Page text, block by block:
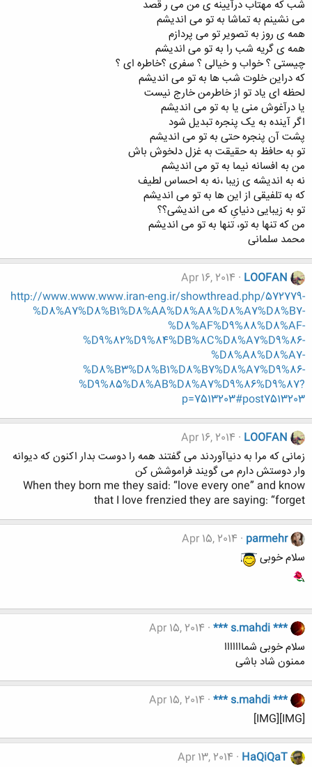
شب که مهتاب درآیینه ی من می ر قصد
می نشینم به تماشا به تو می اندیشم
همه ی روز به تصویر تو می پردازم
همه ی گریه شب را به تو می اندیشم
چیستی ؟ خواب و خیالی ؟ سفری ؟خاطره ای ؟
که دراین خلوت شب ها به تو می اندیشم
لحظه ای یاد تو از خاطرمن خارج نیست
یا درآغوش منی یا به تو می اندیشم
اگر آینده به یک پنجره تبدیل شود
پشت آن پنجره حتی به تو می اندیشم
تو به حافظ به حقیقت به غزل دلخوش باش
من به افسانه نیما به تو می اندیشم
نه به اندیشه ی زیبا ،‌نه به احساس لطیف
که به تلفیقی از این ها به تو می اندیشم
تو به زیبایی دنیایِ که می اندیشی؟؟
من که تنها به تو، تنها به تو می اندیشم
محمد سلمانی
LOOFAN
Apr 16, 2014
http://www.www.www.iran-eng.ir/showthread.php/572779-
%D8%A7%D8%B1%D8%AA%D8%A8%D8%A7%D8%B7-
%D8%AF%D9%88%D8%AF-
%D9%82%D9%84%DB%8C%D8%A7%D9%86-
%D8%A8%D8%A7-
%D8%B3%D8%B1%D8%B7%D8%A7%D9%86-
%D9%85%D8%AB%D8%A7%D9%86%D9%87?
p=7513203#post7513203
LOOFAN
Apr 16, 2014
زمانی که مرا به دنیاآوردند می گفتند همه را دوست بدار اکنون که دیوانه
وار دوستش دارم می گویند فراموشش کن
When they born me they said: “love every one” and know
that I love frenzied they are saying: “forget
parmehr
Apr 15, 2014
سلام خوبی
*** s.mahdi ***
Apr 15, 2014
سلام خوبی شمااااااا
ممنون شاد باشی
*** s.mahdi ***
Apr 15, 2014
[IMG][IMG]
HaQiQaT
Apr 13, 2014